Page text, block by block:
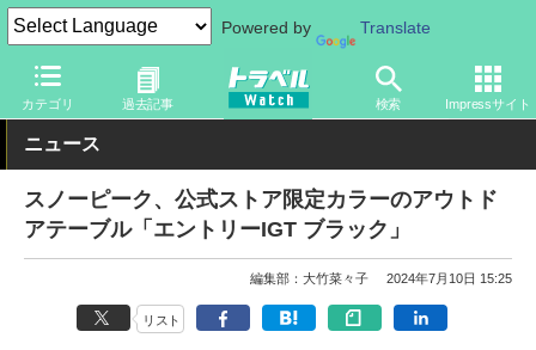
Powered by Translate
カテゴリ 過去記事 検索 Impressサイト
トラベル Watch 旅の情報 ホテル・旅館 キャンプ
ニュース
スノーピーク、公式ストア限定カラーのアウトド
アテーブル「エントリーIGT ブラック」
編集部：大竹菜々子 2024年7月10日 15:25
リスト